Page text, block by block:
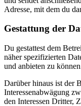
Adresse, mit dem du
Gestattung der
Du gestattest dem
näher spezifizierten
und anbieten zu
Darüber hinaus ist der
Interessenabwägung
den Interessen Dritter,